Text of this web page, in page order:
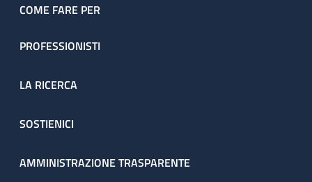
COME FARE PER
PROFESSIONISTI
LA RICERCA
SOSTIENICI
AMMINISTRAZIONE TRASPARENTE